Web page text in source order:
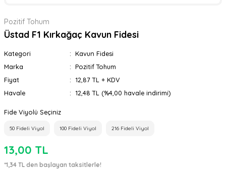
Pozitif Tohum
Üstad F1 Kırkağaç Kavun Fidesi
Kategori
Kavun Fidesi
Marka
Pozitif Tohum
Fiyat
12,87 TL + KDV
Havale
12,48 TL (%4,00 havale indirimi)
Fide Viyolü Seçiniz
50 Fideli Viyol 100 Fideli Viyol 216 Fideli Viyol
13,00 TL
*1,34 TL den başlayan taksitlerle!